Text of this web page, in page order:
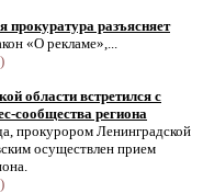
прокуратура разъясняет
«О рекламе»,...
области встретился с
сообщества региона
прокурором Ленинградской
осуществлен прием